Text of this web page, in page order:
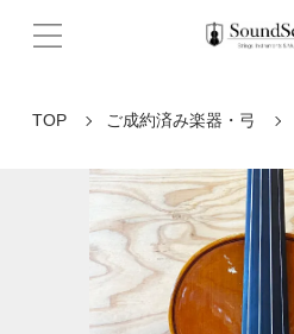
TOP ご成約済み楽器・弓